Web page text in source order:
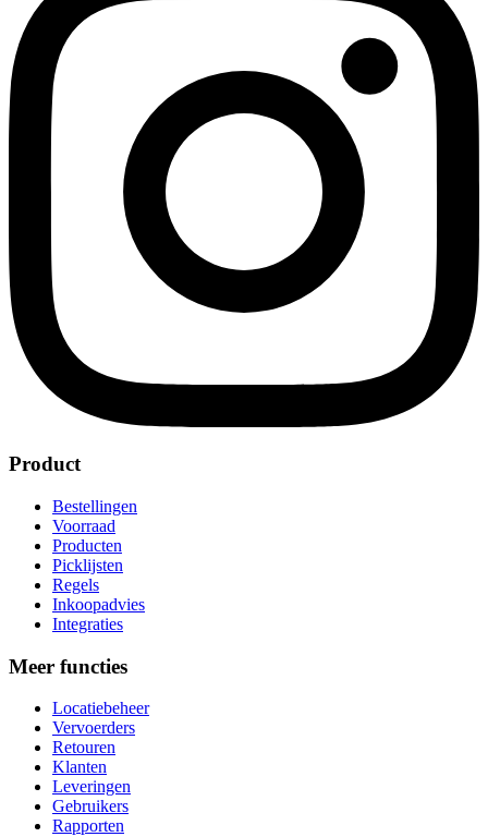
Product
Bestellingen
Voorraad
Producten
Picklijsten
Regels
Inkoopadvies
Integraties
Meer functies
Locatiebeheer
Vervoerders
Retouren
Klanten
Leveringen
Gebruikers
Rapporten